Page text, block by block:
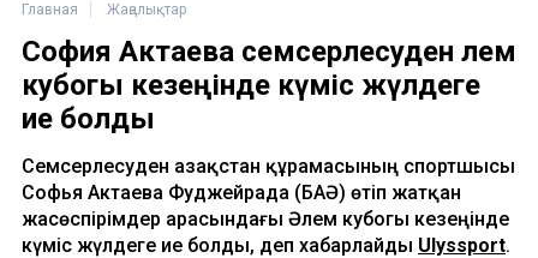
Главная Жаңалықтар
София Актаева семсерлесуден Әлем
кубогы кезеңінде күміс жүлдеге
ие болды
Семсерлесуден Қазақстан құрамасының спортшысы
Софья Актаева Фуджейрада (БАӘ) өтіп жатқан
жасөспірімдер арасындағы Әлем кубогы кезеңінде
күміс жүлдеге ие болды, деп хабарлайды Ulyssport.